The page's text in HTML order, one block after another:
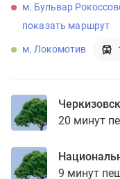
м. Бульвар
показать маршрут
м. Локомотив
20 минут
9 минут